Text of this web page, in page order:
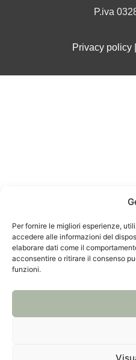
Per fornire le migliori esperienze,
accedere alle informazioni del
elaborare dati come il
acconsentire o ritirare il consenso
funzioni.
P.iva
Privacy policy